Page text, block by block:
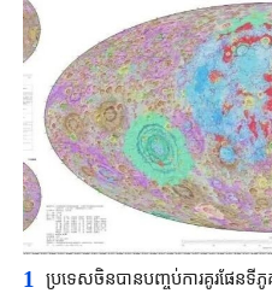
1 ប្រទេសចិនបាន​បញ្ចប់ការគូរផែនទី​ភូគ